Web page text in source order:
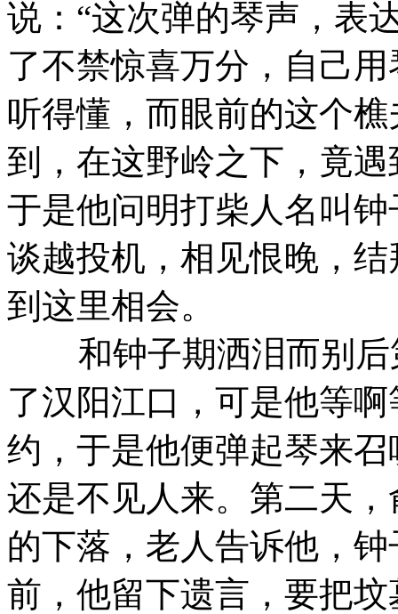
说：“这次弹的琴声，表
了不禁惊喜万分，自己
听得懂，而眼前的这个
到，在这野岭之下，竟
于是他问明打柴人名叫
谈越投机，相见恨晚，
到这里相会。
和钟子期洒泪而别后
了汉阳江口，可是他等
约，于是他便弹起琴来
还是不见人来。第二天
的下落，老人告诉他，
前，他留下遗言，要把